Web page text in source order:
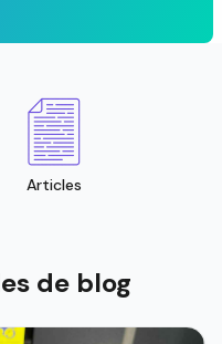
Articles
de blog